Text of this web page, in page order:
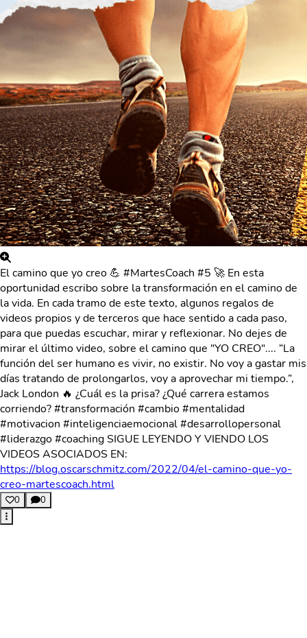
El camino que yo creo 💪 #MartesCoach #5 🚀 En esta
oportunidad escribo sobre la transformación en el camino de
la vida. En cada tramo de este texto, algunos regalos de
videos propios y de terceros que hace sentido a cada paso,
para que puedas escuchar, mirar y reflexionar. No dejes de
mirar el último video, sobre el camino que "YO CREO".... “La
función del ser humano es vivir, no existir. No voy a gastar mis
días tratando de prolongarlos, voy a aprovechar mi tiempo.”,
Jack London 🔥 ¿Cuál es la prisa? ¿Qué carrera estamos
corriendo? #transformación #cambio #mentalidad
#motivacion #inteligenciaemocional #desarrollopersonal
#liderazgo #coaching SIGUE LEYENDO Y VIENDO LOS
VIDEOS ASOCIADOS EN:
https://blog.oscarschmitz.com/2022/04/el-camino-que-yo-
creo-martescoach.html
0 0